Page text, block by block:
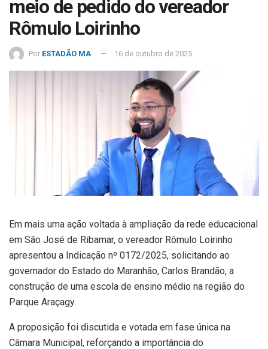
meio de pedido do vereador
Rômulo Loirinho
Por ESTADÃO MA 16 de outubro de 2025
Em mais uma ação voltada à ampliação da rede educacional
em São José de Ribamar, o vereador Rômulo Loirinho
apresentou a Indicação nº 0172/2025, solicitando ao
governador do Estado do Maranhão, Carlos Brandão, a
construção de uma escola de ensino médio na região do
Parque Araçagy.
A proposição foi discutida e votada em fase única na
Câmara Municipal, reforçando a importância do